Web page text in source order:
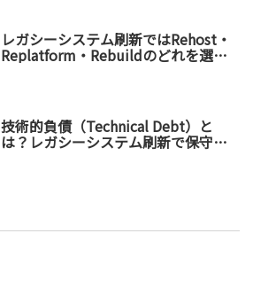
レガシーシステム刷新ではRehost・
Replatform・Rebuildのどれを選ぶ
技術的負債（Technical Debt）と
は？レガシーシステム刷新で保守コ